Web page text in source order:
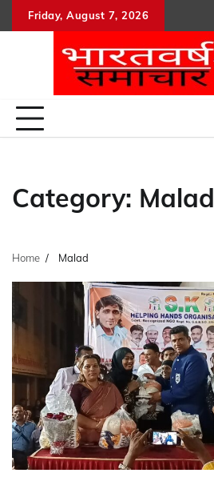
to
Friday, August 7, 2026
Category: Malad
Home Malad